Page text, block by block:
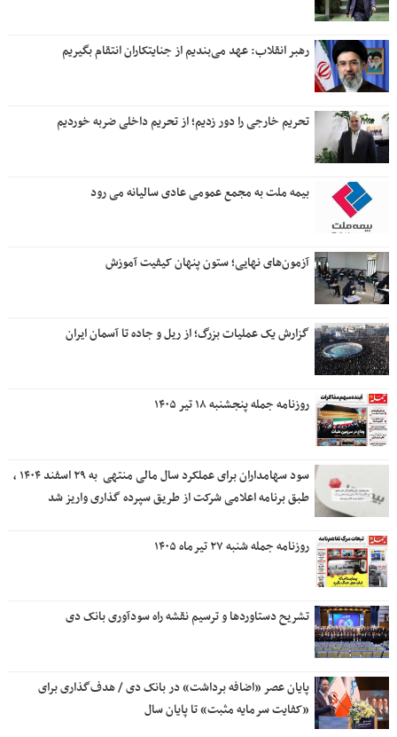
رهبر انقلاب: عهد می‌بندیم از جنایتکاران انتقام بگیریم
تحریم خارجی را دور زدیم؛ از تحریم داخلی ضربه خوردیم
بیمه ملت به مجمع عمومی عادی سالیانه می رود
آزمون‌های نهایی؛ ستون پنهان کیفیت آموزش
گزارش یک عملیات بزرگ؛ از ریل و جاده تا آسمان ایران
روزنامه جمله پنجشنبه ۱۸ تیر ۱۴۰۵
سود سهامداران برای عملکرد سال مالی منتهی ‌ به ۲۹ اسفند ۱۴۰۴ ،
طبق برنامه اعلامی شرکت از طریق سپرده گذاری واریز شد
روزنامه جمله شنبه ۲۷ تیرماه ۱۴۰۵
تشریح دستاوردها و ترسیم نقشه راه سودآوری بانک دی
پایان عصر «اضافه برداشت» در بانک دی / هدف‌گذاری برای
«کفایت سرمایه مثبت» تا پایان سال